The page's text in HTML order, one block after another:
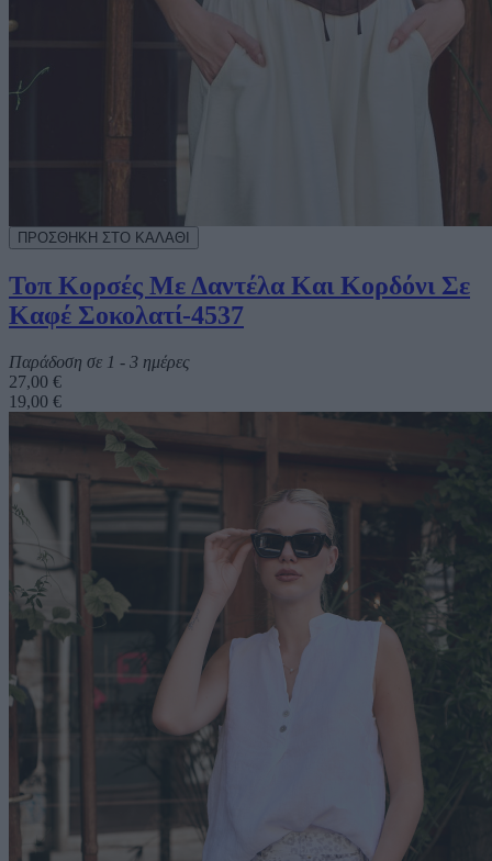
Τοπ Κορσές Με Δαντέλα Και Κορδόνι Σε
Καφέ Σοκολατί-4537
Παράδοση σε 1 - 3 ημέρες
27,00 €
19,00 €